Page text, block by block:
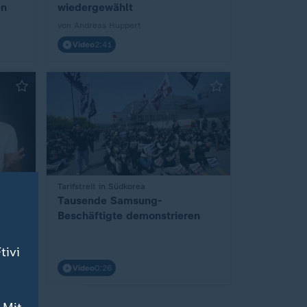
wiedergewählt
Video2:41
Tarifstreit in Südkorea
:
Tausende Samsung-
Beschäftigte demonstrieren
Video0:26